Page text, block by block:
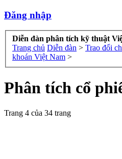
Đăng nhập
Diễn đàn phân tích kỹ thuật
Trang chủ Diễn đàn > Trao đổi
khoán Việt Nam >
Phân tích cổ
Trang 4 của 34 trang